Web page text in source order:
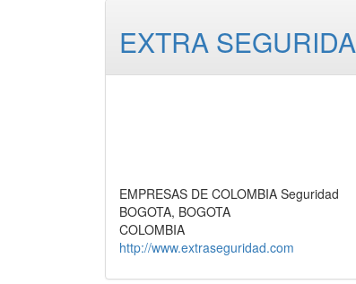
EXTRA
EMPRESAS DE COLOMBIA Seguridad
BOGOTA, BOGOTA
COLOMBIA
http://www.extraseguridad.com